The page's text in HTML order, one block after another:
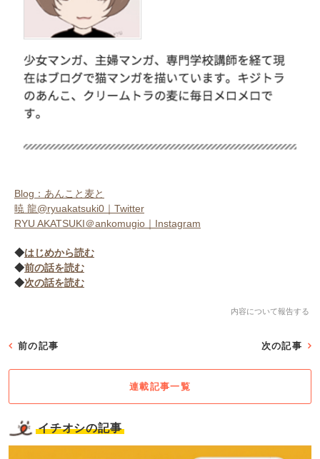
Blog：あんこと麦と
暁 龍@ryuakatsuki0｜Twitter
RYU AKATSUKI＠ankomugio｜Instagram
◆はじめから読む
◆前の話を読む
◆次の話を読む
内容について報告する
前の記事 次の記事
連載記事一覧
イチオシの記事